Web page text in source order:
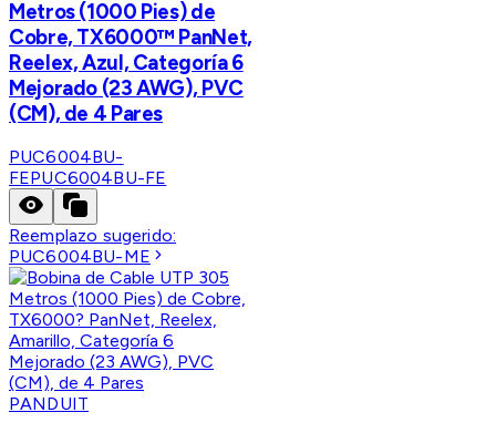
Metros (1000 Pies) de
Cobre, TX6000™ PanNet,
Reelex, Azul, Categoría 6
Mejorado (23 AWG), PVC
(CM), de 4 Pares
PUC6004BU-
FEPUC6004BU-FE
Reemplazo sugerido:
PUC6004BU-ME
PANDUIT